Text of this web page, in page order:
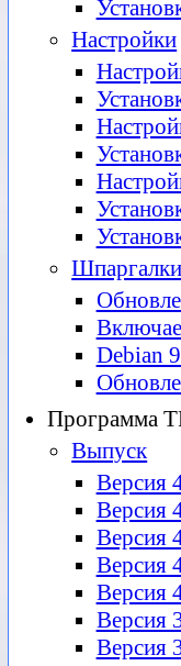
Настройки
Шпаргалки
Debian
Программа
Выпуск
Версия
Версия
Версия
Версия
Версия
Версия
Версия